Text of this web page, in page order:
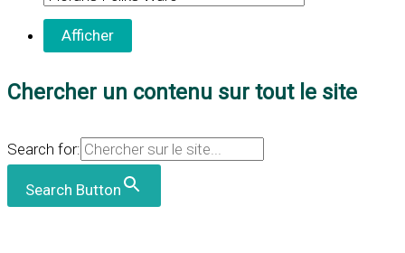
Chercher un contenu sur tout le site
Search for:
Search Button